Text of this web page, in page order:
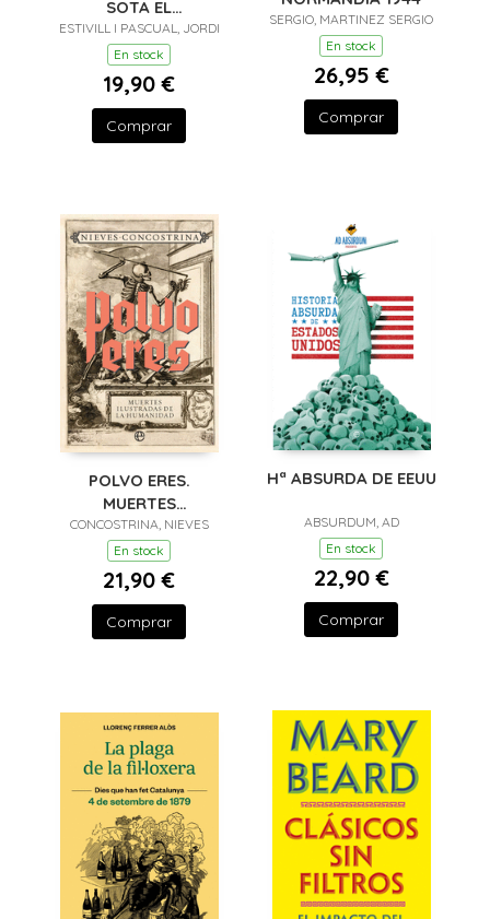
SOTA EL
FRANQUISME A
CATALUNYA
ESTIVILL I PASCUAL, JORDI
En stock
19,90 €
Comprar
SERGIO, MARTINEZ SERGIO
En stock
26,95 €
Comprar
POLVO ERES.
MUERTES
ILUSTRADAS DE LA
HUMANIDAD
(RETAPADO)
CONCOSTRINA, NIEVES
En stock
21,90 €
Comprar
Hª ABSURDA DE EEUU
ABSURDUM, AD
En stock
22,90 €
Comprar